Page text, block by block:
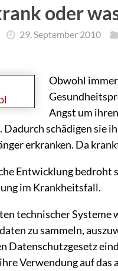
oder
29. September 2010
Obwohl
Angst um
Dadurch schädigen sie
erkranken. Da
Entwicklung bedroht
im Krankheitsfall.
technischer Systeme
zu sammeln,
Datenschutzgesetz
Verwendung auf